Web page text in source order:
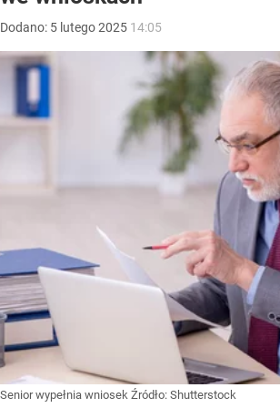
Dodano: 5 lutego2025 14:05
Senior wypełnia wniosek Źródło: Shutterstock